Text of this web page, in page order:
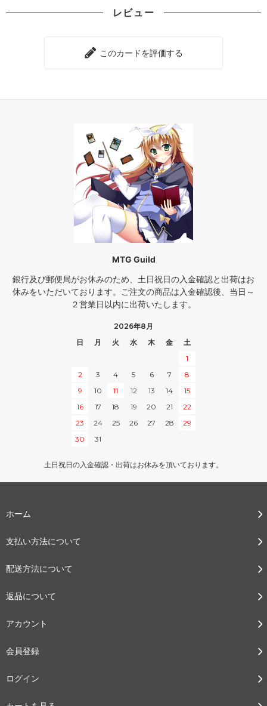
レビュー
このカードを評価する
MTG Guild
銀行及び郵便局がお休みのため、土日祝日の入金確認と出荷はお
休みをいただいております。ご注文の商品は入金確認後、当日～
２営業日以内に出荷いたします。
2026年8月
日
月 火 水 木 金
土
1
2
3 4 5 6 7
8
9
10 11 12 13 14
15
16
17 18 19 20 21
22
23
24 25 26 27 28
29
30
31
土日祝日の入金確認・出荷はお休みを頂いております。
ホーム
支払い方法について
配送方法について
返品について
アカウント
会員登録
ログイン